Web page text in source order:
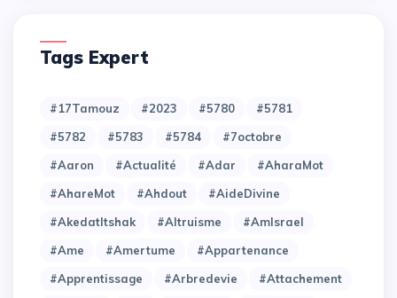
Tags Expert
#17Tamouz #2023 #5780
#5781
#5782
#5783 #5784
#7octobre
#Aaron
#Actualité #Adar
#AharaMot
#AhareMot
#Ahdout
#AideDivine
#AkedatItshak
#Altruisme
#AmIsrael
#Ame
#Amertume
#Appartenance
#Apprentissage
#Arbredevie
#Attachement